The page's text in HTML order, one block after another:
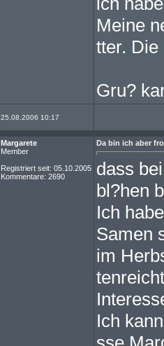
Meine
tter. Die
Gru?
25.08.2006 10:17
Margarete
Member
Registriert seit: 05.10.2005
Kommentare: 2690
Da bin ich aber
dass
bl?hen
Ich
Samen
im
Ich